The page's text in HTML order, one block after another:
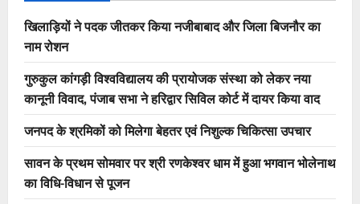
खिलाड़ियों ने पदक जीतकर किया नजीबाबाद और जिला बिजनौर का
नाम रोशन
गुरुकुल कांगड़ी विश्वविद्यालय की प्रायोजक संस्था को लेकर नया
कानूनी विवाद, पंजाब सभा ने हरिद्वार सिविल कोर्ट में दायर किया वाद
जनपद के श्रमिकों को मिलेगा बेहतर एवं निशुल्क चिकित्सा उपचार
सावन के प्रथम सोमवार पर श्री रणकेश्वर धाम में हुआ भगवान भोलेनाथ
का विधि-विधान से पूजन